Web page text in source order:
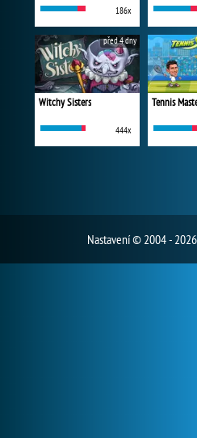
186x
Witchy Sisters
444x
před 4 dny
Tennis
Nastavení© 2004 -